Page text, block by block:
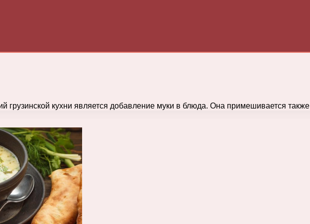
грузинской кухни является добавление муки в блюда. Она примешивается